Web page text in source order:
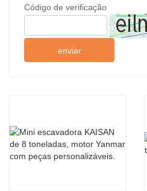
Código de verificação
enviar